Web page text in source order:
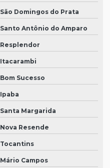
São Domingos do Prata
Santo Antônio do Amparo
Resplendor
Itacarambi
Bom Sucesso
Ipaba
Santa Margarida
Nova Resende
Tocantins
Mário Campos